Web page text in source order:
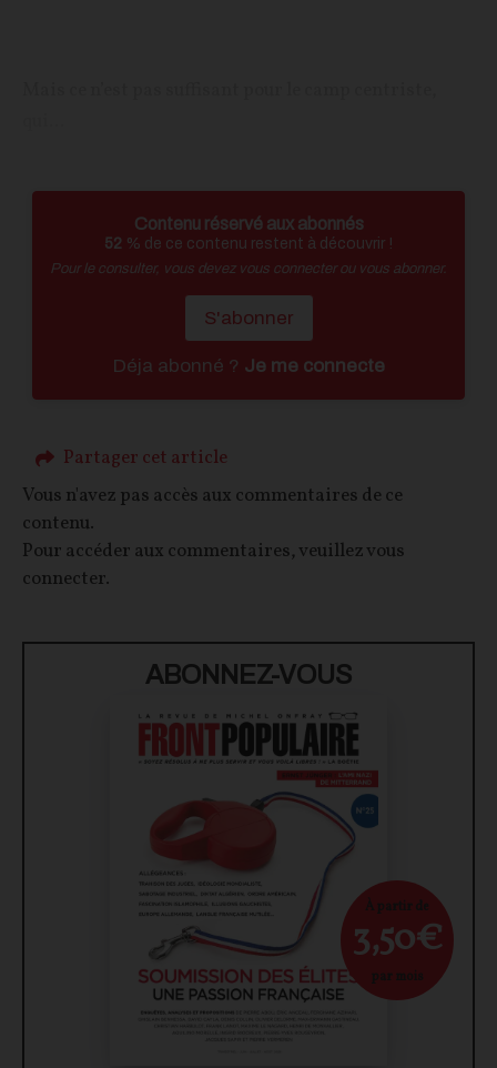
Contenu réservé aux abonnés
52 % de ce contenu restent à découvrir !
Pour le consulter, vous devez vous connecter ou vous abonner.
S'abonner
Déja abonné ? Je me connecte
Partager cet article
Vous n'avez pas accès aux commentaires de ce
contenu.
Pour accéder aux commentaires, veuillez vous
connecter.
ABONNEZ-VOUS
À partir de
3,50€
par mois